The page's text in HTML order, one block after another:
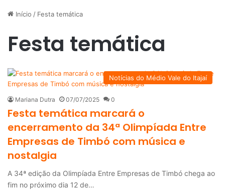
Início / Festa temática
Festa temática
Notícias do Médio Vale do Itajaí
Mariana Dutra 07/07/2025 0
Festa temática marcará o
encerramento da 34ª Olimpíada Entre
Empresas de Timbó com música e
nostalgia
A 34ª edição da Olimpíada Entre Empresas de Timbó chega ao
fim no próximo dia 12 de…